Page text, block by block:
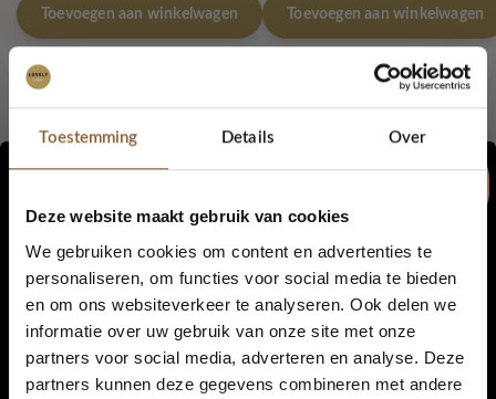
Toestemming Details Over
Deze website maakt gebruik van cookies
We gebruiken cookies om content en advertenties te
personaliseren, om functies voor social media te bieden
en om ons websiteverkeer te analyseren. Ook delen we
informatie over uw gebruik van onze site met onze
partners voor social media, adverteren en analyse. Deze
partners kunnen deze gegevens combineren met andere
Toevoegen aan winkelwagen Toevoegen aan winkelwagen
Retro pannenlappen – Soft
Black & Latte
Lovely Label with Love
€12,95
Retro pannenlappen – Terra
Lovely Label with Love
€12,95
5% korting...